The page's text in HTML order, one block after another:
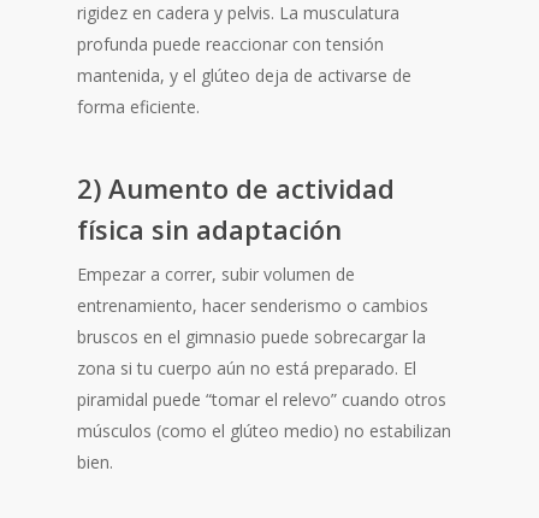
rigidez en cadera y pelvis. La musculatura
profunda puede reaccionar con tensión
mantenida, y el glúteo deja de activarse de
forma eficiente.
2) Aumento de actividad
física sin adaptación
Empezar a correr, subir volumen de
entrenamiento, hacer senderismo o cambios
bruscos en el gimnasio puede sobrecargar la
zona si tu cuerpo aún no está preparado. El
piramidal puede “tomar el relevo” cuando otros
músculos (como el glúteo medio) no estabilizan
bien.